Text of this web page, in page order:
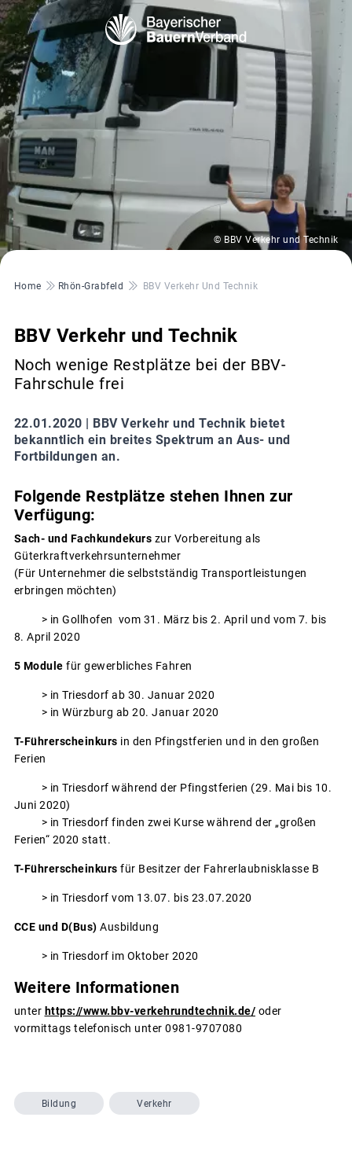
© BBV Verkehr und Technik
Pfadnavigation
Home Rhön-Grabfeld BBV Verkehr Und Technik
BBV Verkehr und Technik
Noch wenige Restplätze bei der BBV-
Fahrschule frei
22.01.2020 | BBV Verkehr und Technik bietet
bekanntlich ein breites Spektrum an Aus- und
Fortbildungen an.
Folgende Restplätze stehen Ihnen zur
Verfügung:
Sach- und Fachkundekurs zur Vorbereitung als
Güterkraftverkehrsunternehmer
(Für Unternehmer die selbstständig Transportleistungen
erbringen möchten)
> in Gollhofen vom 31. März bis 2. April und vom 7. bis
8. April 2020
5 Module für gewerbliches Fahren
> in Triesdorf ab 30. Januar 2020
> in Würzburg ab 20. Januar 2020
T-Führerscheinkurs in den Pfingstferien und in den großen
Ferien
> in Triesdorf während der Pfingstferien (29. Mai bis 10.
Juni 2020)
> in Triesdorf finden zwei Kurse während der „großen
Ferien“ 2020 statt.
T-Führerscheinkurs für Besitzer der Fahrerlaubnisklasse B
> in Triesdorf vom 13.07. bis 23.07.2020
CCE und D(Bus) Ausbildung
> in Triesdorf im Oktober 2020
Weitere Informationen
unter https://www.bbv-verkehrundtechnik.de/ oder
vormittags telefonisch unter 0981-9707080
Bildung Verkehr